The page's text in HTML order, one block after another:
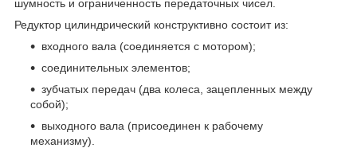
шумность и ограниченность передаточных чисел.
Редуктор цилиндрический конструктивно состоит из:
входного вала (соединяется с мотором);
соединительных элементов;
зубчатых передач (два колеса, зацепленных между
собой);
выходного вала (присоединен к рабочему
механизму).